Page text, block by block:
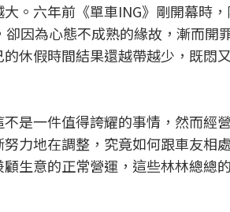
。六年前《單車ING》剛開幕時
因為心態不成熟的緣故，漸而開
休假時間結果還越帶越少，既悶
是一件值得誇耀的事情，然而經
力地在調整，究竟如何跟車友相
生意的正常營運，這些林林總總